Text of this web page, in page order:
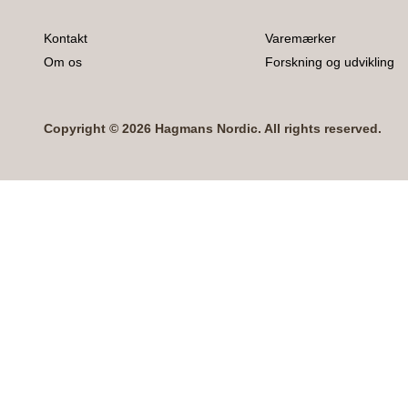
Kontakt Varemærker
Om os
Forskning og udvikling
Copyright © 2026 Hagmans Nordic. All rights reserved.